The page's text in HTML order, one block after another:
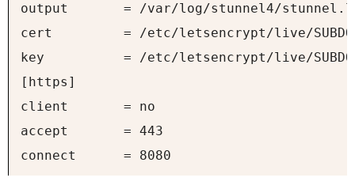
output       = /var/log/stunnel4/
cert         = /etc/letsencrypt/live/
key          = /etc/letsencrypt/live/
[https]
client       = no
accept       = 443
connect      = 8080